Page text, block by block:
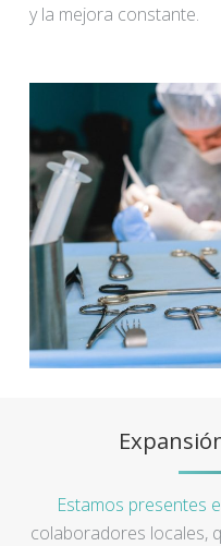
y la mejora constante.
Estamos presentes
colaboradores locales,